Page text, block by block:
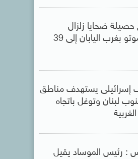
حصيلة ضحايا زلزال
كوماموتو بغرب اليابان إلى 39
يستهدف مناطق
لبنان وتوغل باتجاه
: رئيس الموساد يقيل